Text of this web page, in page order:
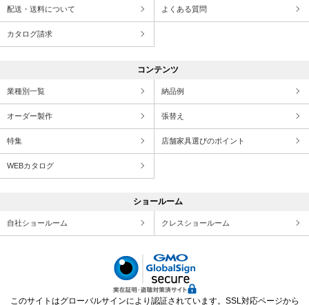
配送・送料について よくある質問
カタログ請求
コンテンツ
業種別一覧 納品例
オーダー製作 張替え
特集 店舗家具選びのポイント
WEBカタログ
ショールーム
自社ショールーム クレスショールーム
このサイトはグローバルサインにより認証されています。SSL対応ページから